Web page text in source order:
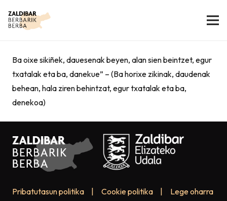
Ba oixe sikiñek, dauesenak beyen, alan sien beintzet, egur
txatalak eta ba, danekue” – (Ba horixe zikinak, daudenak
behean, hala ziren behintzat, egur txatalak eta ba,
denekoa)
Pribatutasun politika Cookie politika Lege oharra